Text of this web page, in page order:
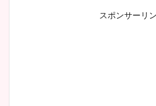
スポンサーリ